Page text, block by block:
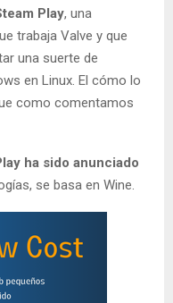
Play, una
trabaja Valve y que
una suerte de
en Linux. El cómo lo
como comentamos
ha sido anunciado
se basa en Wine.